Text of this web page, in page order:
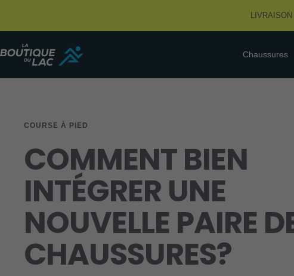
Chaussures
La
Boutique
du
COURSE À PIED
COMMENT BIEN
INTÉGRER UNE
NOUVELLE PAIRE
CHAUSSURES?